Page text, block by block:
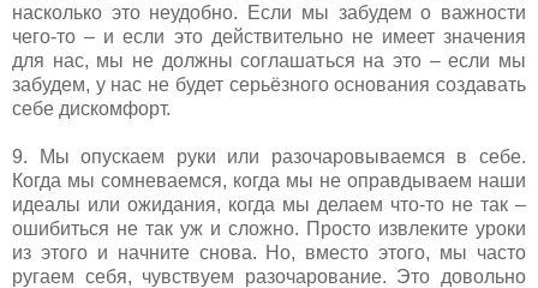
насколько это неудобно. Если мы забудем о важности
чего-то – и если это действительно не имеет значения
для нас, мы не должны соглашаться на это – если мы
забудем, у нас не будет серьёзного основания создавать
себе дискомфорт.
9. Мы опускаем руки или разочаровываемся в себе.
Когда мы сомневаемся, когда мы не оправдываем наши
идеалы или ожидания, когда мы делаем что-то не так –
ошибиться не так уж и сложно. Просто извлеките уроки
из этого и начните снова. Но, вместо этого, мы часто
ругаем себя, чувствуем разочарование. Это довольно